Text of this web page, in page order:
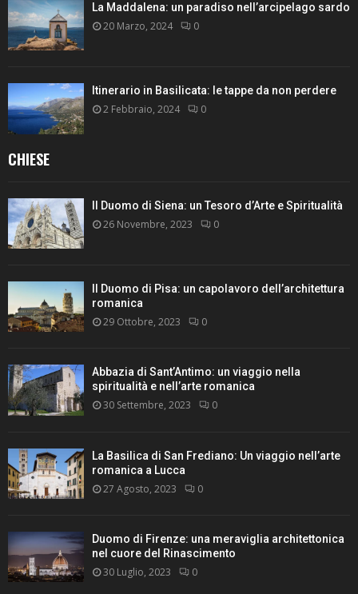
La Maddalena: un paradiso nell’arcipelago sardo
20 Marzo, 2024 0
Itinerario in Basilicata: le tappe da non perdere
2 Febbraio, 2024 0
CHIESE
Il Duomo di Siena: un Tesoro d’Arte e Spiritualità
26 Novembre, 2023 0
Il Duomo di Pisa: un capolavoro dell’architettura
romanica
29 Ottobre, 2023 0
Abbazia di Sant’Antimo: un viaggio nella
spiritualità e nell’arte romanica
30 Settembre, 2023 0
La Basilica di San Frediano: Un viaggio nell’arte
romanica a Lucca
27 Agosto, 2023 0
Duomo di Firenze: una meraviglia architettonica
nel cuore del Rinascimento
30 Luglio, 2023 0